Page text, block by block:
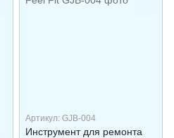
Артикул: GJB-004
Инструмент для ремонта